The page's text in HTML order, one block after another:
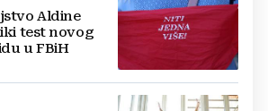
Aldine
test novog
u FBiH